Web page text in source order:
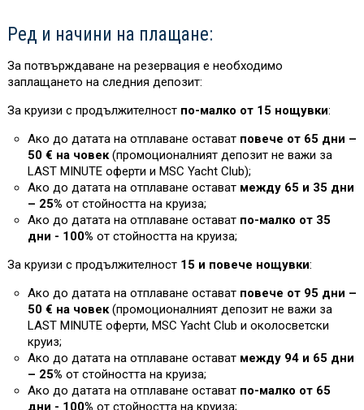
Ред и начини на плащане:
За потвърждаване на резервация е необходимо
заплащането на следния депозит:
За круизи с продължителност по-малко от 15 нощувки:
Ако до датата на отплаване остават повече от 65 дни –
50 € на човек(промоционалният депозит не важи за
LAST MINUTE оферти и MSC Yacht Club);
Ако до датата на отплаване остават между 65 и 35 дни
– 25% от стойността на круиза;
Ако до датата на отплаване остават по-малко от 35
дни - 100% от стойността на круиза;
За круизи с продължителност 15 и повече нощувки:
Ако до датата на отплаване остават повече от 95 дни –
50 € на човек(промоционалният депозит не важи за
LAST MINUTE оферти, MSC Yacht Club и околосветски
круиз;
Ако до датата на отплаване остават между 94 и 65 дни
– 25% от стойността на круиза;
Ако до датата на отплаване остават по-малко от 65